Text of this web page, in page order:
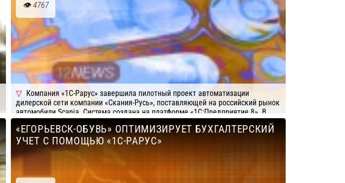
4767
Компания «1С-Рарус» завершила пилотный проект автоматизации
дилерской сети компании «Скания-Русь», поставляющей на российский рынок
автомобили Scania. Система создана на платформе «1С:Предприятие 8». В
основе системы - отраслевое решение компании «1С-Рарус» «Альфа-Авто:
Автосалон + Автосервис + Автозапчасти», имеющее сертификат
«1С:Совместимо!».
Подробнее
«ЕГОРЬЕВСК-ОБУВЬ» ОПТИМИЗИРУЕТ БУХГАЛТЕРСКИЙ
УЧЕТ С ПОМОЩЬЮ «1С-РАРУС»